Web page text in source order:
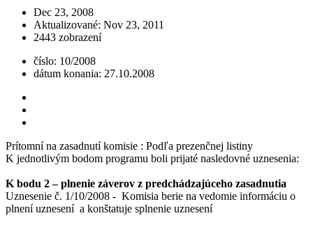
Dec 23, 2008
Aktualizované: Nov 23, 2011
2443 zobrazení
číslo: 10/2008
dátum konania: 27.10.2008
Prítomní na zasadnutí komisie : Podľa prezenčnej listiny
K jednotlivým bodom programu boli prijaté nasledovné uznesenia:
K bodu 2 – plnenie záverov z predchádzajúceho zasadnutia
Uznesenie č. 1/10/2008 - Komisia berie na vedomie informáciu o
plnení uznesení a konštatuje splnenie uznesení